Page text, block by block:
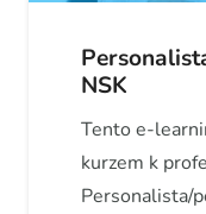
NSK
Tento e-
kurzem k
Personalista/